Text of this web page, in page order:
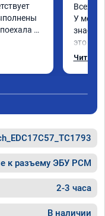
Всех
У меня
знает
это
газов,
как
Машина
ничего
сразу.
В
пути!
Читать
к разъему ЭБУ PCM
2-3 часа
В наличии